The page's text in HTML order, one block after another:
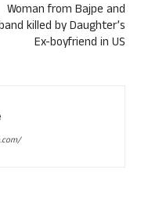
Woman from Bajpe and
killed by Daughter’s
Ex-boyfriend in US